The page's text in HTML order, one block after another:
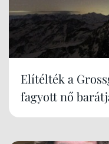
Elítélték a
fagyott nő